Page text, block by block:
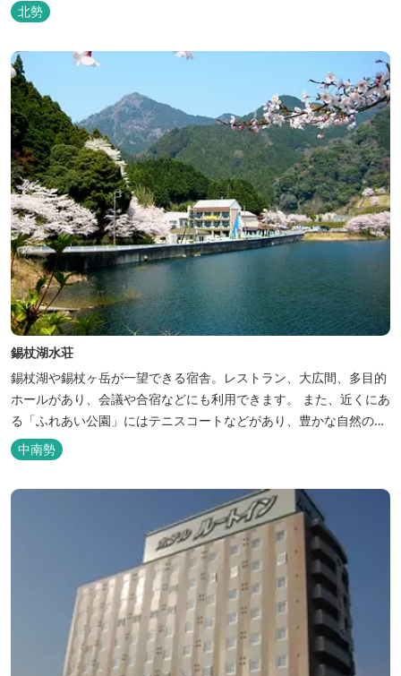
ス）、無料駐車場付で低価格な高機能ホテルです。
北勢
錫杖湖水荘
錫杖湖や錫杖ヶ岳が一望できる宿舎。レストラン、大広間、多目的
ホールがあり、会議や合宿などにも利用できます。 また、近くにあ
る「ふれあい公園」にはテニスコートなどがあり、豊かな自然の中
でのびのびと楽しむことができます。
中南勢